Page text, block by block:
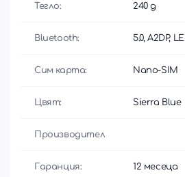
Тегло: 240 g
Bluetooth: 5.0, A2DP, LE
Сим карта: Nano-SIM
Цвят: Sierra Blue
Производител
Гаранция: 12 месеца